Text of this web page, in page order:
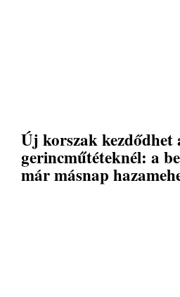
Új korszak kezdődhet
gerincműtéteknél: a
már másnap